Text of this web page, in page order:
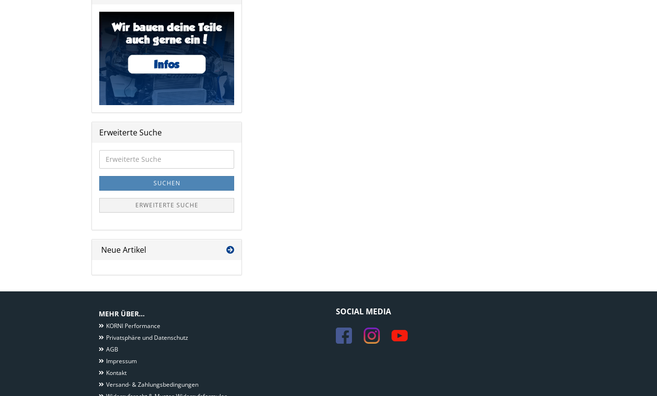
Erweiterte Suche
Suche
SUCHEN
ERWEITERTE SUCHE
Neue Artikel
MEHR ÜBER...
KORNI Performance
Privatsphäre und Datenschutz
AGB
Impressum
Kontakt
Versand- & Zahlungsbedingungen
SOCIAL MEDIA